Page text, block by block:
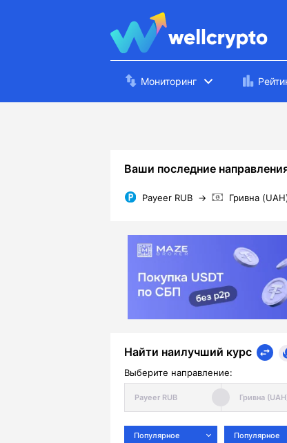
Мониторинг
Ваши последние
Payeer RUB → Гривна
Найти наилучший курс
Выберите направление:
Популярное Популярное